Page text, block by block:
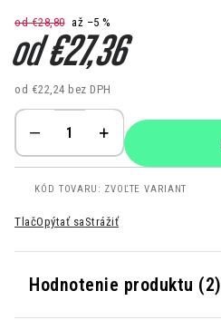
od €28,80 až –5 %
od€27,36
od €22,24 bez DPH
Jednotková cena:
KÓD TOVARU: ZVOĽTE VARIANT
TlačOpýtať sa Strážiť
Hodnotenie produktu (2)